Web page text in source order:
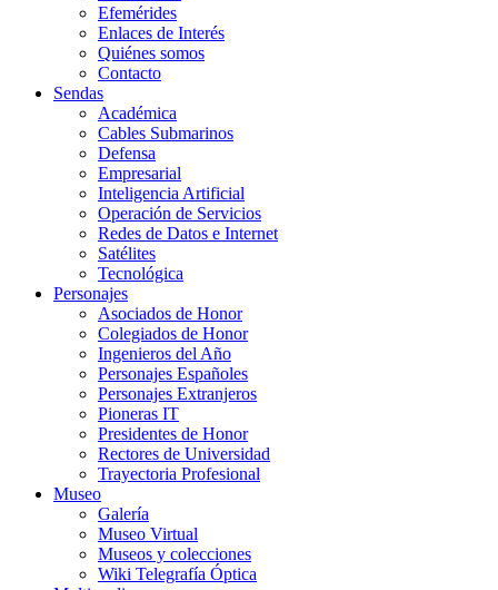
Efemérides
Enlaces de Interés
Quiénes somos
Contacto
Sendas
Académica
Cables Submarinos
Defensa
Empresarial
Inteligencia Artificial
Operación de Servicios
Redes de Datos e Internet
Satélites
Tecnológica
Personajes
Asociados de Honor
Colegiados de Honor
Ingenieros del Año
Personajes Españoles
Personajes Extranjeros
Pioneras IT
Presidentes de Honor
Rectores de Universidad
Trayectoria Profesional
Museo
Galería
Museo Virtual
Museos y colecciones
Wiki Telegrafía Óptica